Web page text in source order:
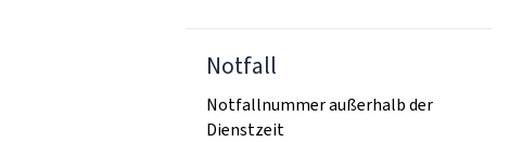
Notfall
Notfallnummer außerhalb der
Dienstzeit